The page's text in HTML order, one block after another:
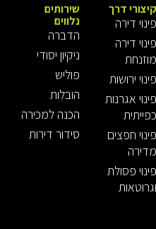
קיצורי דרך
פינוי דירה
פינוי דירה
מוזנחת
פינוי ירושות
פינוי אגרנות
כפייתית
פינוי חפצים
מדירה
פינוי פסולת
וגרוטאות
שירותים
נלווים
הדברה
ניקיון יסודי
פוליש
הובלות
הכנה למכירה
סידור דירות